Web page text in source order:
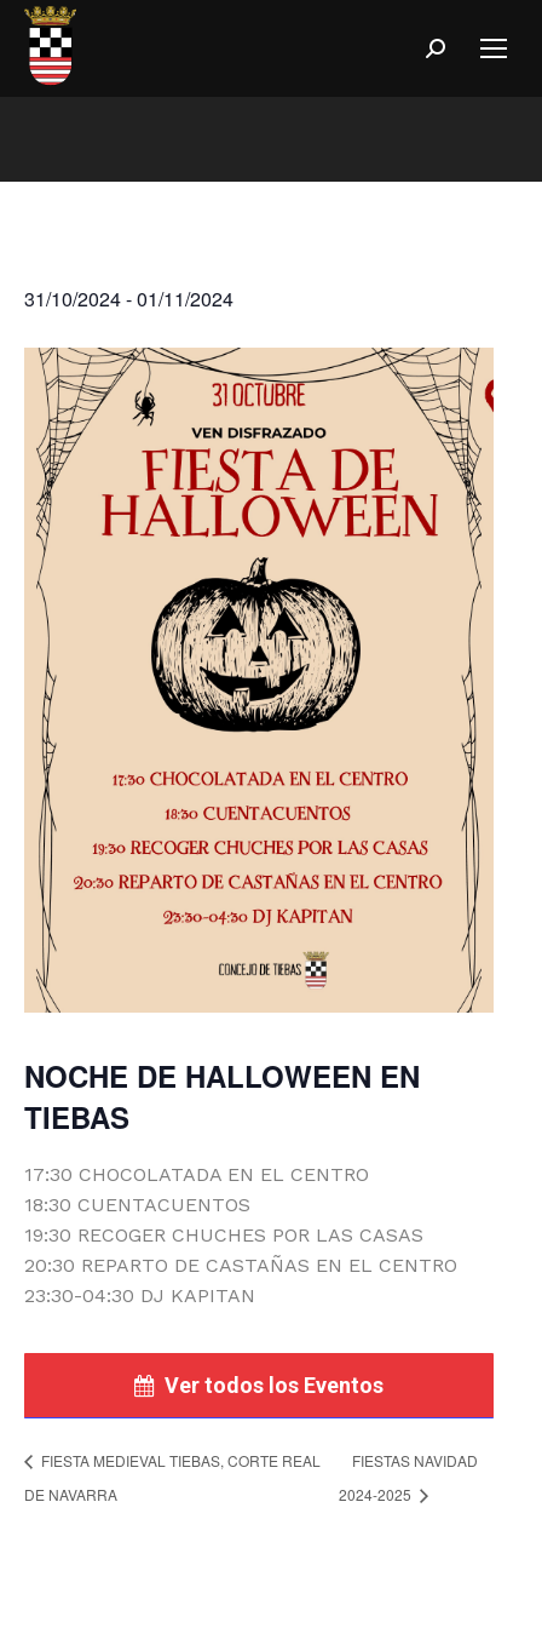
Buscar:
NOCHE DE
31/10/2024-01/11/2024
NOCHE DE HALLOWEEN EN
TIEBAS
17:30 CHOCOLATADA EN EL CENTRO
18:30 CUENTACUENTOS
19:30 RECOGER CHUCHES POR LAS CASAS
20:30 REPARTO DE CASTAÑAS EN EL CENTRO
23:30-04:30 DJ KAPITAN
Ver todos los Eventos
FIESTA MEDIEVAL TIEBAS, CORTE REAL
DE NAVARRA
FIESTAS NAVIDAD
2024-2025